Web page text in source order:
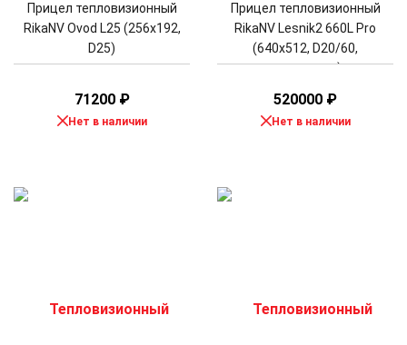
Прицел тепловизионный
RikaNV Ovod L25 (256x192,
D25)
71200 ₽
Нет в наличии
Прицел тепловизионный
RikaNV Lesnik2 660L Pro
(640x512, D20/60,
дальномер)
520000 ₽
Нет в наличии